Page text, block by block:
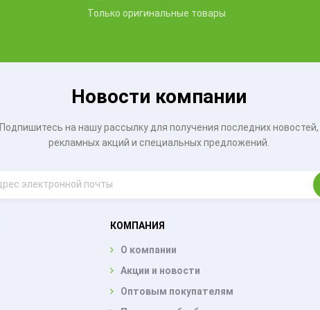
Только оригинальные товары
Новости компании
Подпишитесь на нашу рассылку для получения последних новостей,
рекламных акций и специальных предложений.
КОМПАНИЯ
О компании
Акции и новости
Оптовым покупателям